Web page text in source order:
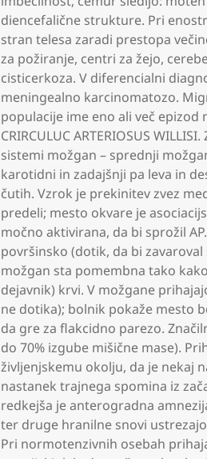
diencefalične strukture. Pri
stran telesa zaradi prestopa
za požiranje, centri za žejo,
cisticerkoza. V diferencialni
meningealno karcinomatozo.
populacije ime eno ali več epizod
CRIRCULUC ARTERIOSUS
sistemi možgan – sprednji
karotidni in zadajšnji pa leva in
čutih. Vzrok je prekinitev zvez
predeli; mesto okvare je
močno aktivirana, da bi sprožil
površinsko (dotik, da bi
možgan sta pomembna tako
dejavnik) krvi. V možgane
ne dotika); bolnik pokaže mesto
da gre za flakcidno parezo.
do 70% izgube mišične mase).
življenjskemu okolju, da je nekaj
nastanek trajnega spomina iz
redkejša je anterogradna
ter druge hranilne snovi
Pri normotenzivnih osebah